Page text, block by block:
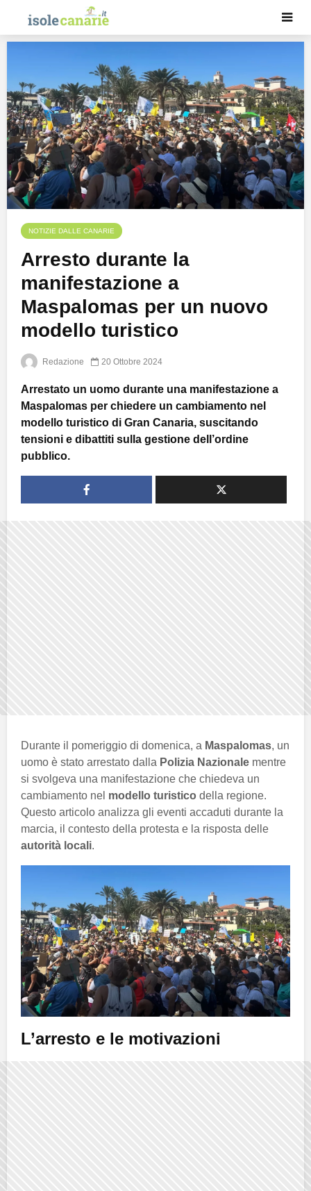
NOTIZIE DALLE CANARIE
Arresto durante la
manifestazione a
Maspalomas per un nuovo
modello turistico
Redazione 20 Ottobre 2024
Arrestato un uomo durante una manifestazione a
Maspalomas per chiedere un cambiamento nel
modello turistico di Gran Canaria, suscitando
tensioni e dibattiti sulla gestione dell’ordine
pubblico.
Durante il pomeriggio di domenica, a Maspalomas, un
uomo è stato arrestato dalla Polizia Nazionale mentre
si svolgeva una manifestazione che chiedeva un
cambiamento nel modello turistico della regione.
Questo articolo analizza gli eventi accaduti durante la
marcia, il contesto della protesta e la risposta delle
autorità locali.
L’arresto e le motivazioni